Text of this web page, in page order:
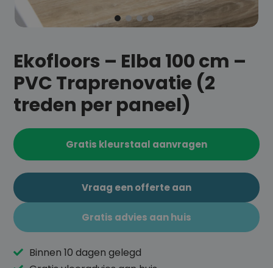
Ekofloors – Elba 100 cm –
PVC Traprenovatie (2
treden per paneel)
Gratis kleurstaal aanvragen
Vraag een offerte aan
Gratis advies aan huis
Binnen 10 dagen gelegd